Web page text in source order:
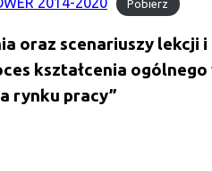
Pobierz
oraz scenariuszy lekcji
kształcenia
rynku pracy”